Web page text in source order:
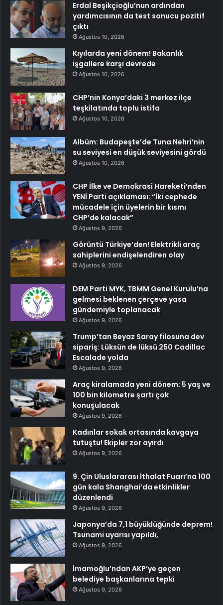
Erdal Beşikçioğlu’nun ardından
yardımcısının da test sonucu pozitif
çıktı
Ağustos 10, 2026
Kıyılarda yeni dönem! Bakanlık
işgallere karşı devrede
Ağustos 10, 2026
CHP’nin Konya’daki 3 merkez ilçe
teşkilatında toplu istifa
Ağustos 10, 2026
Albüm: Budapeşte’de Tuna Nehri’nin
su seviyesi en düşük seviyesini gördü
Ağustos 10, 2026
CHP İlke ve Demokrasi Hareketi’nden
YENİ Parti açıklaması: “İki cephede
mücadele için üyelerin bir kısmı
CHP’de kalacak”
Ağustos 9, 2026
Görüntü Türkiye’den! Elektrikli araç
sahiplerini endişelendiren olay
Ağustos 9, 2026
DEM Parti MYK, TBMM Genel Kurulu’na
gelmesi beklenen çerçeve yasa
gündemiyle toplanacak
Ağustos 9, 2026
Trump’tan Beyaz Saray filosuna dev
sipariş: Lüksün de lüksü 250 Cadillac
Escalade yolda
Ağustos 9, 2026
Araç kiralamada yeni dönem: 5 yaş ve
100 bin kilometre şartı çok
konuşulacak
Ağustos 9, 2026
Kadınlar sokak ortasında kavgaya
tutuştu! Ekipler zor ayırdı
Ağustos 9, 2026
9. Çin Uluslararası İthalat Fuarı’na 100
gün kala Shanghai’da etkinlikler
düzenlendi
Ağustos 9, 2026
Japonya’da 7,1 büyüklüğünde deprem!
Tsunami uyarısı yapıldı,
Ağustos 9, 2026
İmamoğlu’ndan AKP’ye geçen
belediye başkanlarına tepki
Ağustos 9, 2026